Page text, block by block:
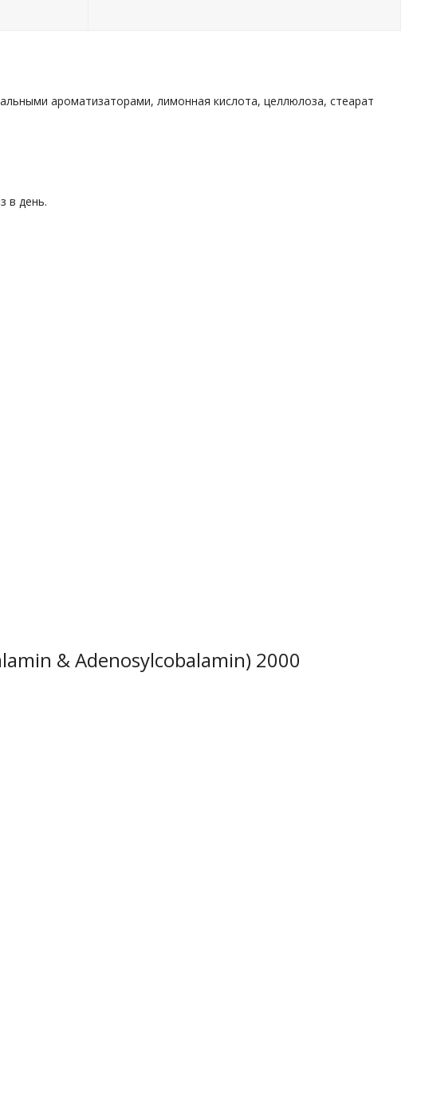
ароматизаторами, лимонная кислота, целлюлоза, стеарат
в день.
& Adenosylcobalamin) 2000